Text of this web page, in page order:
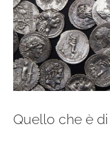
Quello che è di